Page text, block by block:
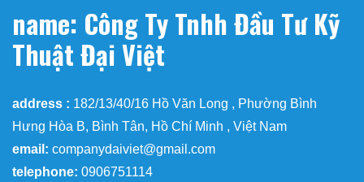
name: Công Ty Tnhh Đầu Tư Kỹ
Thuật Đại Việt
address : 182/13/40/16 Hồ Văn Long , Phường Bình
Hưng Hòa B, Bình Tân, Hồ Chí Minh , Việt Nam
email: companydaiviet@gmail.com
telephone: 0906751114